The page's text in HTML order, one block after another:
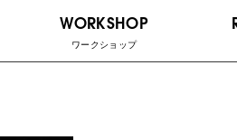
WORKSHOP
ワークショップ